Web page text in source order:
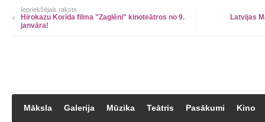
Iepriekšējais raksts
Hirokazu Korīda filma "Zaglēni" kinoteātros no 9.
janvāra!
Latvijas
Māksla Galerija Mūzika Teātris Pasākumi Kino